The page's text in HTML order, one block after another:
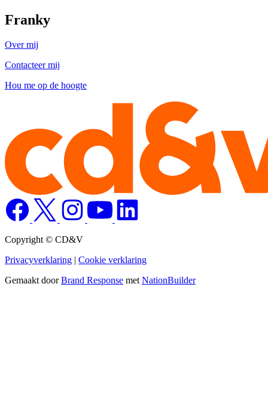
Franky
Over mij
Contacteer mij
Hou me op de hoogte
Copyright © CD&V
Privacyverklaring
Cookie verklaring
Gemaakt doorBrand Response metNationBuilder